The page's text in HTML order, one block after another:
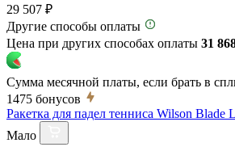
29 507 ₽
Другие способы оплаты
Цена при других способах оплаты 31
Сумма месячной платы, если брать в
1475 бонусов
Ракетка для падел тенниса Wilson Blade
Мало